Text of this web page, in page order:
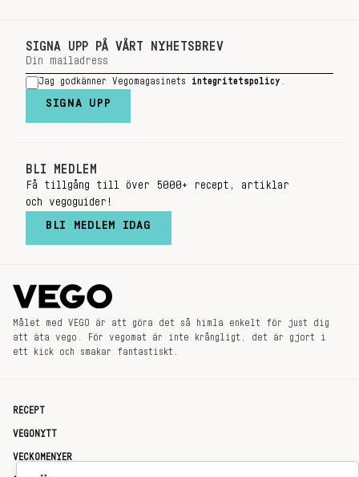
SIGNA UPP PÅ VÅRT NYHETSBREV
Jag godkänner Vegomagasinets integritetspolicy
SIGNA UPP
BLI MEDLEM
Få tillgång till över 5000+ recept, artiklar
och vegoguider!
BLI MEDLEM IDAG
Målet med VEGO är att göra det så himla enkelt för just dig
att äta vego. För vegomat är inte krångligt, det är gjort i
ett kick och smakar fantastiskt.
RECEPT
VEGONYTT
VECKOMENYER